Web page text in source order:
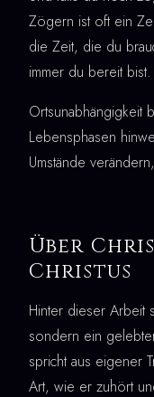
Zögern ist oft ein
die Zeit, die du
immer du bereit bist.
Ortsunabhängigkeit
Lebensphasen
Umstände
Über
Christus
Hinter dieser Arbeit
sondern ein
spricht aus eigener
Art, wie er zuhört